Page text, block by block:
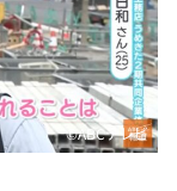
©ABCテレビ